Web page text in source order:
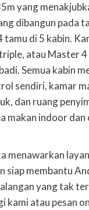
yang
dibangun pada
tamu di 5 kabin.
atau Master
Semua kabin
sendiri, kamar
dan ruang
makan indoor
menawarkan
siap membantu
yang tak
kami atau pesan